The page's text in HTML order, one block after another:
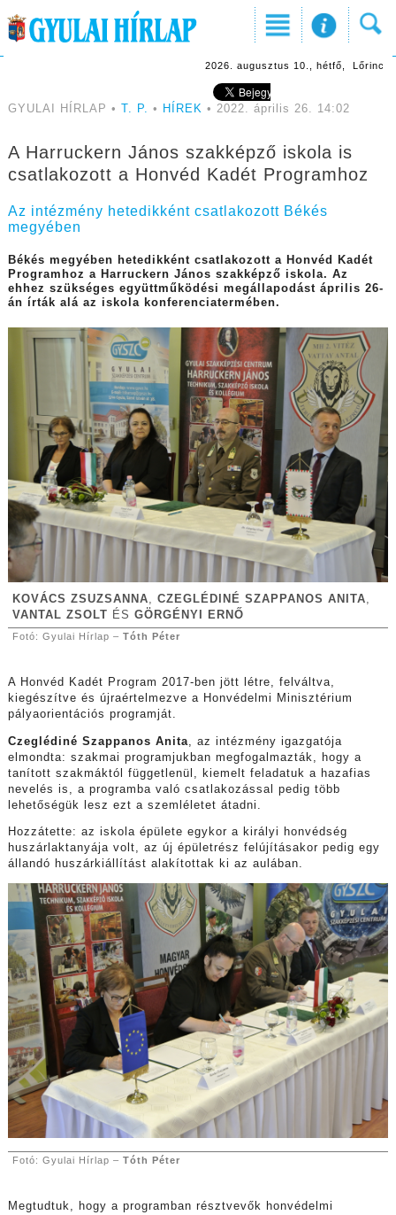
2026. augusztus 10., hétfő, Lőrinc
GYULAI HÍRLAP • T. P. • HÍREK • 2022. április 26. 14:02
A Harruckern János szakképző iskola is
csatlakozott a Honvéd Kadét Programhoz
Az intézmény hetedikként csatlakozott Békés
megyében
Békés megyében hetedikként csatlakozott a Honvéd Kadét
Programhoz a Harruckern János szakképző iskola. Az
ehhez szükséges együttműködési megállapodást április 26-
án írták alá az iskola konferenciatermében.
KOVÁCS ZSUZSANNA, CZEGLÉDINÉ SZAPPANOS ANITA,
VANTAL ZSOLT ÉS GÖRGÉNYI ERNŐ
Fotó: Gyulai Hírlap – Tóth Péter
A Honvéd Kadét Program 2017-ben jött létre, felváltva,
kiegészítve és újraértelmezve a Honvédelmi Minisztérium
pályaorientációs programját.
Czeglédiné Szappanos Anita , az intézmény igazgatója
elmondta: szakmai programjukban megfogalmazták, hogy a
tanított szakmáktól függetlenül, kiemelt feladatuk a hazafias
nevelés is, a programba való csatlakozással pedig több
lehetőségük lesz ezt a szemléletet átadni.
Hozzátette: az iskola épülete egykor a királyi honvédség
huszárlaktanyája volt, az új épületrész felújításakor pedig egy
állandó huszárkiállítást alakítottak ki az aulában.
Fotó: Gyulai Hírlap – Tóth Péter
Megtudtuk, hogy a programban résztvevők honvédelmi